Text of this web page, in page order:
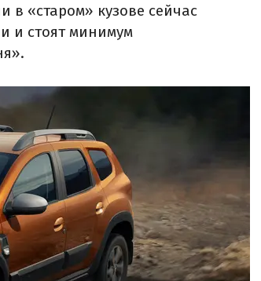
в «старом» кузове сейчас
и стоят минимум